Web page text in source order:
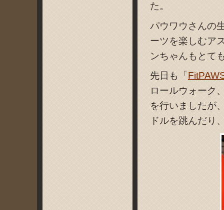
た。
パウワウさんの
ーツを楽しむア
ンちゃんもとて
先日も「
ロールウォーク
を行いましたが
ドルを跳んだり